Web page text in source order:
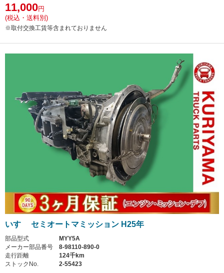
11,000円
(税込・送料別)
※取付交換工賃等含まれておりません
いすゞ セミオートマミッション H25年
部品型式
MYY5A
メーカー部品番号
8-98110-890-0
走行距離
124千km
ストックNo.
2-55423